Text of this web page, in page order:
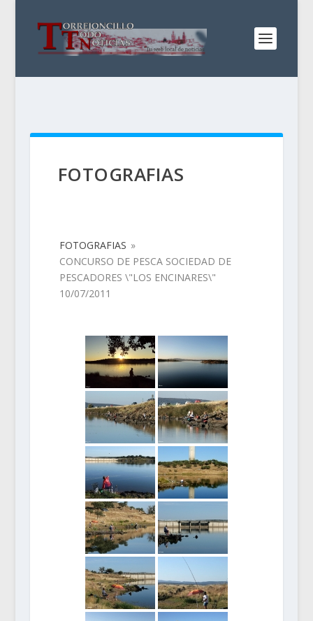
FOTOGRAFIAS
FOTOGRAFIAS »
CONCURSO DE PESCA SOCIEDAD DE
PESCADORES \"LOS ENCINARES\"
10/07/2011